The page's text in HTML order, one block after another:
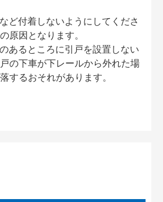
ど付着しないようにしてくださ
原因となります。
あるところに引戸を設置しない
の下車が下レールから外れた場
するおそれがあります。